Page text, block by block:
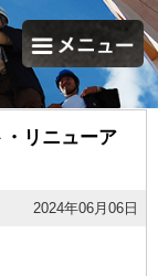
リニューア
2024年06月06日